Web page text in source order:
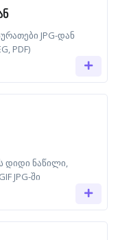
JPG-დან
PDF)
დიდი ნაწილი,
JPG-ში